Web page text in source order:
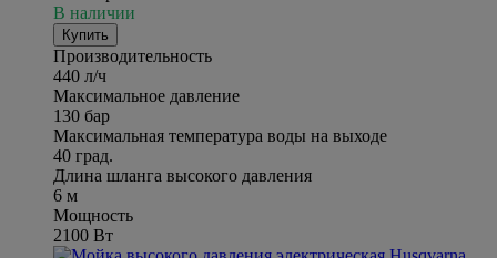
В наличии
Купить
Производительность
440 л/ч
Максимальное давление
130 бар
Максимальная температура воды на выходе
40 град.
Длина шланга высокого давления
6 м
Мощность
2100 Вт